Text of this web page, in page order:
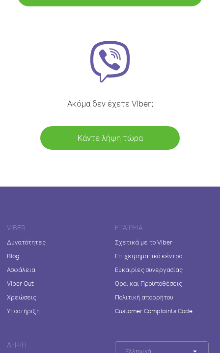
Ακόμα δεν έχετε Viber;
Κάντε λήψη τώρα
VIBER
Δυνατότητες
Blog
Ασφάλεια
Viber Out
Χρεώσεις
Υποστήριξη
ΕΤΑΙΡΕΊΑ
Σχετικά με το Viber
Επιχειρηματικό κέντρο
Ευκαιρίες συνεργασίας
Όροι και Προϋποθέσεις
Πολιτική απορρήτου
Customer Complaints Code
ΛΉΨΗ
Ελληνικά